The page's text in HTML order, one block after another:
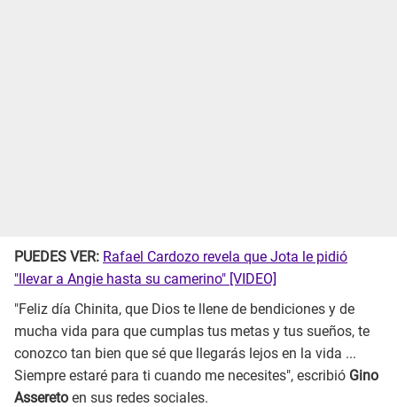
PUEDES VER: Rafael Cardozo revela que Jota le pidió
"llevar a Angie hasta su camerino" [VIDEO]
"Feliz día Chinita, que Dios te llene de bendiciones y de
mucha vida para que cumplas tus metas y tus sueños, te
conozco tan bien que sé que llegarás lejos en la vida ...
Siempre estaré para ti cuando me necesites", escribió Gino
Assereto en sus redes sociales.